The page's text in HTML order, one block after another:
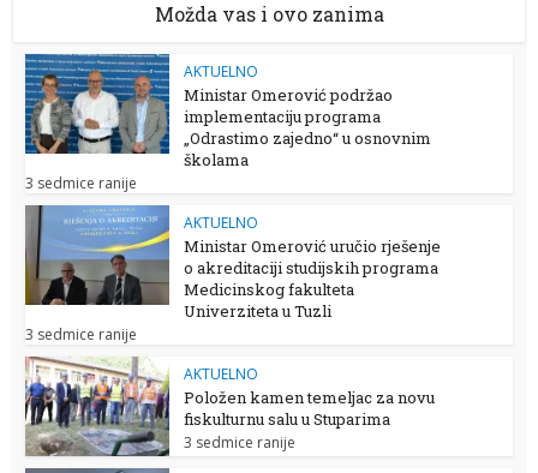
Možda vas i ovo zanima
AKTUELNO
Ministar Omerović podržao
implementaciju programa
„Odrastimo zajedno“ u osnovnim
školama
3 sedmice ranije
AKTUELNO
Ministar Omerović uručio rješenje
o akreditaciji studijskih programa
Medicinskog fakulteta
Univerziteta u Tuzli
3 sedmice ranije
AKTUELNO
Položen kamen temeljac za novu
fiskulturnu salu u Stuparima
3 sedmice ranije